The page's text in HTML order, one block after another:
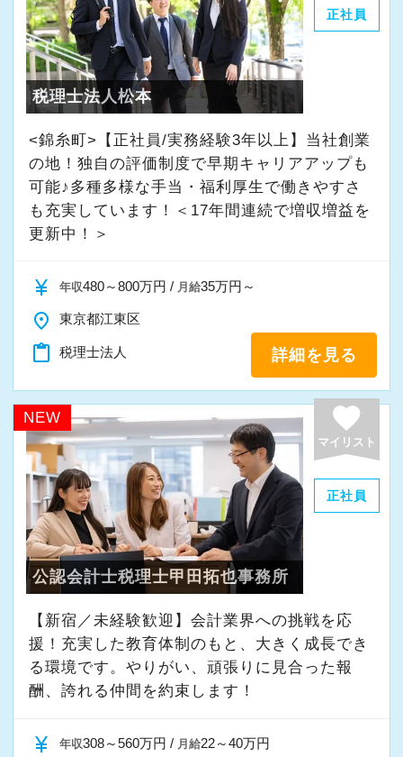
の成⻑を日々実感して頂けると思います。
自分が「将来こうなりたい」「こんな風に成⻑
したい」「こういうサービスを提供したい」と
いう夢を語れる若いパワーのある方を求めてい
ます。
新しい扉を開けるのはとても勇気がいることで
すが、輝ける未来のために一歩を踏み出して一
緒に頑張っていきませんか？
インターンから新卒で入社しました。
インターン時代は「ここまでやるの！？」とい
うくらい実践に近い形の業務を任されて大変な1
年でしたが、だからこそ実力がつき達成感を得
ることができました。
まだ入社１年目ですが、すでに法人20件・個人8
件を担当させてもらっています。
現在は、税理士を目指して勉強にも励んでいま
す。
オフィスに税理士がいるので、わからないこと
はすぐ聞けるのがいいですね。
経験と知識をつけて、お客様から頼られる存
在、後輩の手本になるような存在になれるよう
に頑張っています。
お客様に対しても、仲間に対しても、アットホ
ますので現地登用はもちろん、Iターン・Uター
ン希望の方も歓迎です。
さらに、人事制度にはFA制度が設けられている
ので自分が携わりたい分野への異動やご家族の
転勤・介護などの理由による勤務地の異動が申
請できますので、長く安心して働いてもらえま
す。
辻・本郷税理士法人では人材育成を重要な課題
として取り組んでいます。
事例研修など用意しながらスタッフの成長をバ
ックアップしています。
他にも会計人として押さえるべき重要項目につ
いて法改正に関する勉強会や内部・外部から講
師陣を招きスタッフ全体で知識の共有を図りま
す。
組織内には税理士、公認会計士、中小企業診断
士など、税務・会計に関わる様々な分野のエキ
スパートが集結しています。
そして案件によっては、チームを組んで業務を
進めることもありますので、他のエキスパート
による協力と刺激を受けながら自身の専門スキ
ルを磨けます。
会計事務所に限らずこれまでのご経験や取得さ
れた資格など、大いに活かしながら活躍するこ
正社員
税理士法人松本
<錦糸町>【正社員/実務経験3年以上】当社創業
の地！独自の評価制度で早期キャリアアップも
可能♪多種多様な手当・福利厚生で働きやすさ
も充実しています！＜17年間連続で増収増益を
更新中！＞
currency_yen 年収480～800万円 / 月給35万円～
place 東京都江東区
content_paste 税理士法人 詳細を見る
NEW favorite
マイリスト
正社員
公認会計士税理士甲田拓也事務所
【新宿／未経験歓迎】会計業界への挑戦を応
援！充実した教育体制のもと、大きく成長でき
る環境です。やりがい、頑張りに見合った報
酬、誇れる仲間を約束します！
currency_yen 年収308～560万円 / 月給22～40万円